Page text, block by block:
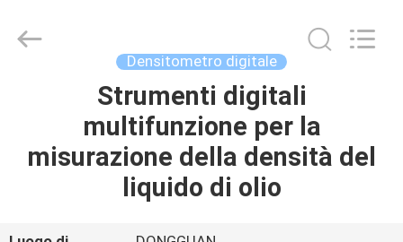
PRODOTTI
Rights
Reserved.
Densitometro digitale
Strumenti digitali
multifunzione per la
misurazione della densità del
liquido di olio